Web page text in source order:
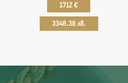
1712 €
3348.38 лв.